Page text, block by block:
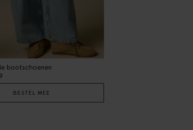
bootschoenen
BESTEL MEE